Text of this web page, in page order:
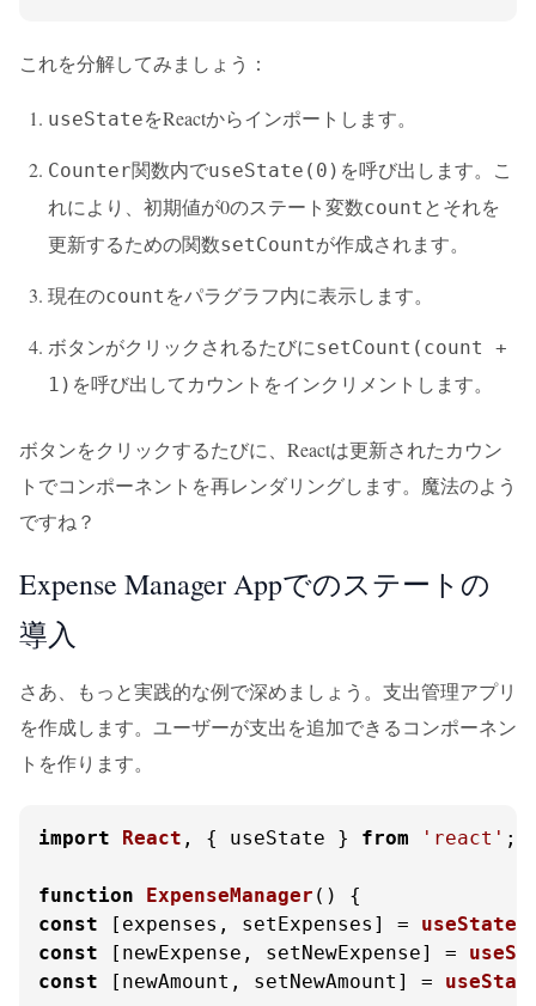
これを分解してみましょう：
useStateをReactからインポートします。
Counter関数内でuseState(0) を呼び出します。こ
れにより、初期値が0のステート変数count とそれを
更新するための関数setCountが作成されます。
現在のcount をパラグラフ内に表示します。
ボタンがクリックされるたびにsetCount(count +
1) を呼び出してカウントをインクリメントします。
ボタンをクリックするたびに、Reactは更新されたカウン
トでコンポーネントを再レンダリングします。魔法のよう
ですね？
Expense Manager Appでのステートの
導入
さあ、もっと実践的な例で深めましょう。支出管理アプリ
を作成します。ユーザーが支出を追加できるコンポーネン
トを作ります。
import React , { useState } from 'react' ;
function ExpenseManager (
const [expenses, setExpenses] = useState
const [newExpense, setNewExpense] =
const [newAmount, setNewAmount] =